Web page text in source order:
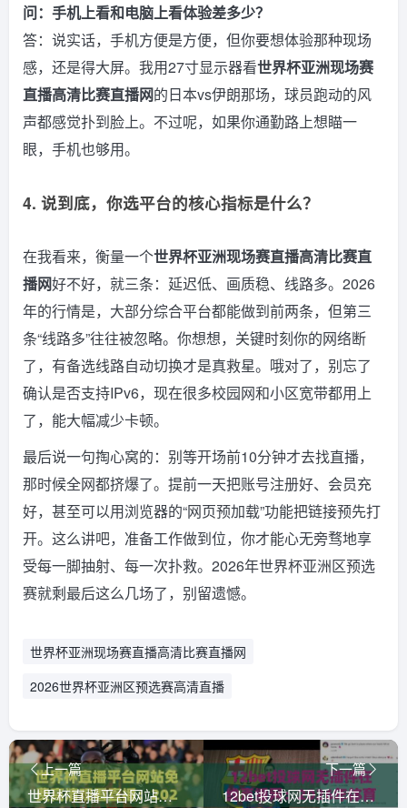
问：手机上看和电脑上看体验差多少？
答：说实话，手机方便是方便，但你要想体验那种现场
感，还是得大屏。我用27寸显示器看世界杯亚洲现场赛
直播高清比赛直播网的日本vs伊朗那场，球员跑动的风
声都感觉扑到脸上。不过呢，如果你通勤路上想瞄一
眼，手机也够用。
4. 说到底，你选平台的核心指标是什么？
在我看来，衡量一个世界杯亚洲现场赛直播高清比赛直
播网好不好，就三条：延迟低、画质稳、线路多。2026
年的行情是，大部分综合平台都能做到前两条，但第三
条“线路多”往往被忽略。你想想，关键时刻你的网络断
了，有备选线路自动切换才是真救星。哦对了，别忘了
确认是否支持IPv6，现在很多校园网和小区宽带都用上
了，能大幅减少卡顿。
最后说一句掏心窝的：别等开场前10分钟才去找直播，
那时候全网都挤爆了。提前一天把账号注册好、会员充
好，甚至可以用浏览器的“网页预加载”功能把链接预先打
开。这么讲吧，准备工作做到位，你才能心无旁骛地享
受每一脚抽射、每一次扑救。2026年世界杯亚洲区预选
赛就剩最后这么几场了，别留遗憾。
世界杯亚洲现场赛直播高清比赛直播网
2026世界杯亚洲区预选赛高清直播
上一篇
世界杯直播平台网站免费高清观看直播：2026年这些渠道才靠谱！
下一篇
12bet投球网无插件在线直播网：2026年体育迷的“零延迟”观赛新选择？